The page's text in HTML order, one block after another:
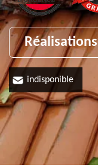
Réalisations
indisponible